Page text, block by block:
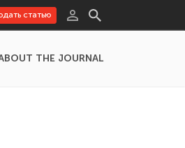
статью
THE JOURNAL